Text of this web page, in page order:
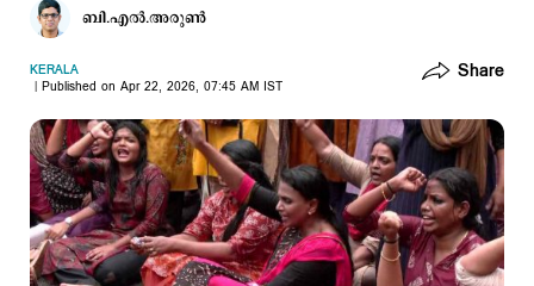
ബി.എല്‍.അരുണ്‍
KERALA
Published on Apr 22, 2026, 07:45 AM IST
Share